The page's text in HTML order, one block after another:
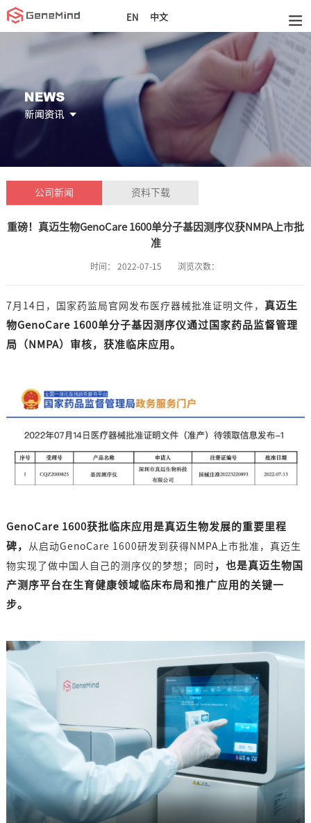
EN 中文
公司新闻 资料下载
重磅！真迈生物GenoCare 1600单分子基因测序仪获NMPA上市批
准
时间： 2022-07-15 浏览次数：
7月14日，国家药监局官网发布医疗器械批准证明文件， 真迈生
物GenoCare 1600单分子基因测序仪通过国家药品监督管理
局（NMPA）审核，获准临床应用。
GenoCare 1600获批临床应用是真迈生物发展的重要里程
碑 ，
从启动GenoCare 1600研发到获得NMPA上市批准，真迈生
物实现了做中国人自己的测序仪的梦想；同时 ， 也是真迈生物国
产测序平台在生育健康领域临床布局和推广应用的关键一
步。